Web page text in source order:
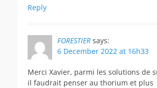
Reply
FORESTIER says:
6 December 2022 at 16h33
Merci Xavier, parmi les solutions de
il faudrait penser au thorium et plus